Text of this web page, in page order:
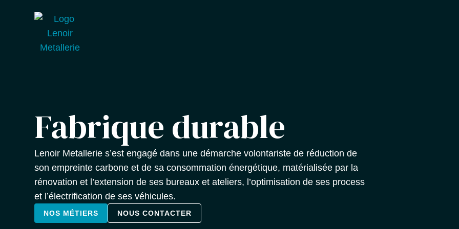
Fabrique durable
Lenoir Metallerie s’est engagé dans une démarche volontariste de réduction de
son empreinte carbone et de sa consommation énergétique, matérialisée par la
rénovation et l’extension de ses bureaux et ateliers, l’optimisation de ses process
et l’électrification de ses véhicules.
NOS MÉTIERS NOUS CONTACTER